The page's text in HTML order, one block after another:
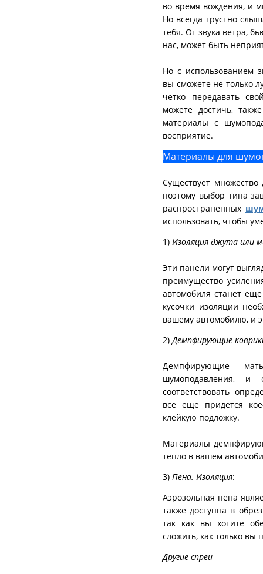
во время вождения, и
Но всегда грустно
тебя. От звука ветра,
нас, может быть
Но с использованием
вы сможете не только
четко передавать
можете достичь,
материалы с
восприятие.
Материалы для
Существует
поэтому выбор типа
распространенных
использовать, чтобы
1) Изоляция джута или
Эти панели могут
преимущество
автомобиля станет
кусочки изоляции
вашему автомобилю, и
2)Демпфирующие
Демпфирующие
шумоподавления,
соответствовать
все еще придется
клейкую подложку.
Материалы
тепло в вашем
3) Пена. Изоляция:
Аэрозольная пена
также доступна в
так как вы хотите
сложить, как только вы
Другие спреи